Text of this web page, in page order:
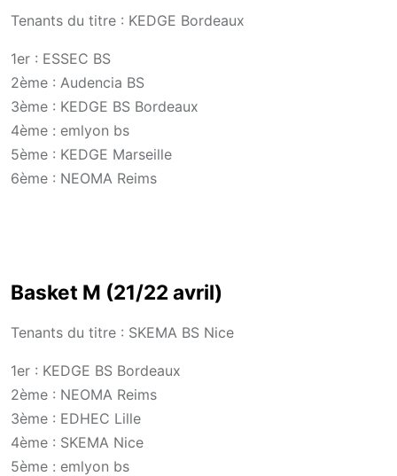
Tenants du titre : KEDGE Bordeaux
1er : ESSEC BS
2ème : Audencia BS
3ème : KEDGE BS Bordeaux
4ème : emlyon bs
5ème : KEDGE Marseille
6ème : NEOMA Reims
Basket M (21/22 avril)
Tenants du titre : SKEMA BS Nice
1er : KEDGE BS Bordeaux
2ème : NEOMA Reims
3ème : EDHEC Lille
4ème : SKEMA Nice
5ème : emlyon bs